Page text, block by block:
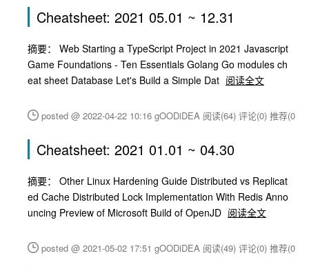
Cheatsheet: 2021 05.01 ~ 12.31
摘要： Web Starting a TypeScript Project in 2021 Javascript
Game Foundations - Ten Essentials Golang Go modules ch
eat sheet Database Let's Build a Simple Dat 阅读全文
posted @ 2022-04-22 10:16 gOODiDEA 阅读(64) 评论(0) 推荐(0)
Cheatsheet: 2021 01.01 ~ 04.30
摘要： Other Linux Hardening Guide Distributed vs Replicat
ed Cache Distributed Lock Implementation With Redis Anno
uncing Preview of Microsoft Build of OpenJD 阅读全文
posted @ 2021-05-02 17:51 gOODiDEA 阅读(49) 评论(0) 推荐(0)